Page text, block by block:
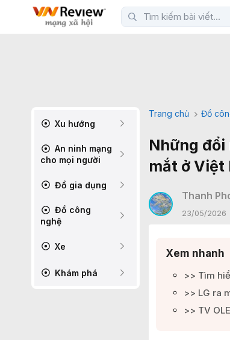
Xu hướng
An ninh mạng
cho mọi người
Đồ gia dụng
Đồ công
nghệ
Xe
Khám phá
Trang chủ Đồ
Những đổi
mắt ở Việt
Thanh
23/05/2026
Xem nhanh
>> Tìm
>> LG ra
>> TV